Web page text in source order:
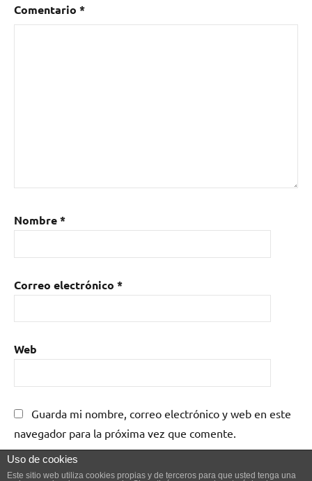
Comentario *
Nombre*
Correo electrónico *
Web
Guarda mi nombre, correo electrónico y web en este
navegador para la próxima vez que comente.
Uso de cookies
Este sitio web utiliza cookies propias y de terceros para que usted tenga una